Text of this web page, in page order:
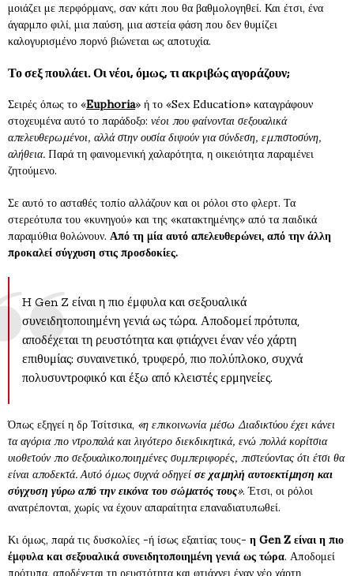
μοιάζει με περφόρμανς, σαν κάτι που θα βαθμολογηθεί. Και έτσι, ένα
άγαρμπο φιλί, μια παύση, μια αστεία φάση που δεν θυμίζει
καλογυρισμένο πορνό βιώνεται ως αποτυχία.
Το σεξ πουλάει. Οι νέοι, όμως, τι ακριβώς αγοράζουν;
Σειρές όπως το «Euphoria» ή το «Sex Education» καταγράφουν
στοχευμένα αυτό το παράδοξο: νέοι που φαίνονται σεξουαλικά
απελευθερωμένοι, αλλά στην ουσία διψούν για σύνδεση, εμπιστοσύνη,
αλήθεια. Παρά τη φαινομενική χαλαρότητα, η οικειότητα παραμένει
ζητούμενο.
Σε αυτό το ασταθές τοπίο αλλάζουν και οι ρόλοι στο φλερτ. Τα
στερεότυπα του «κυνηγού» και της «κατακτημένης» από τα παιδικά
παραμύθια θολώνουν. Από τη μία αυτό απελευθερώνει, από την άλλη
προκαλεί σύγχυση στις προσδοκίες.
H Gen Z είναι η πιο έμφυλα και σεξουαλικά
συνειδητοποιημένη γενιά ως τώρα. Αποδομεί πρότυπα,
αποδέχεται τη ρευστότητα και φτιάχνει έναν νέο χάρτη
επιθυμίας: συναινετικό, τρυφερό, πιο πολύπλοκο, συχνά
πολυσυντροφικό και έξω από κλειστές ερμηνείες.
Όπως εξηγεί η δρ Τσίτσικα, «η επικοινωνία μέσω Διαδικτύου έχει κάνει
τα αγόρια πιο ντροπαλά και λιγότερο διεκδικητικά, ενώ πολλά κορίτσια
υιοθετούν πιο σεξουαλικοποιημένες συμπεριφορές, πιστεύοντας ότι έτσι θα
είναι αποδεκτά. Αυτό όμως συχνά οδηγεί σε χαμηλή αυτοεκτίμηση και
σύγχυση γύρω από την εικόνα του σώματός τους». Έτσι, οι ρόλοι
ανατρέπονται, χωρίς να έχουν απαραίτητα επαναδιατυπωθεί.
Κι όμως, παρά τις δυσκολίες -ή ίσως εξαιτίας τους- η Gen Z είναι η πιο
έμφυλα και σεξουαλικά συνειδητοποιημένη γενιά ως τώρα. Αποδομεί
πρότυπα, αποδέχεται τη ρευστότητα και φτιάχνει έναν νέο χάρτη